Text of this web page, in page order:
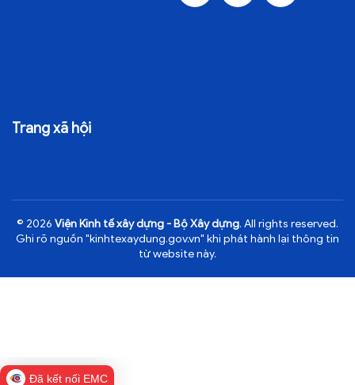
Trang xã hội
© 2026 Viện Kinh tế xây dựng - Bộ Xây dựng. All rights reserved.
Ghi rõ nguồn "kinhtexaydung.gov.vn" khi phát hành lại thông tin
từ website này.
Đã kết nối EMC